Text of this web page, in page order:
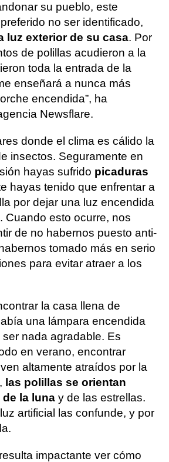
su pueblo, este
no ser identificado,
luz exterior de su casa. Por
de polillas acudieron a la
toda la entrada de la
enseñará a nunca más
encendida”, ha
Newsflare.
donde el clima es cálido la
insectos. Seguramente en
hayas sufrido picaduras
hayas tenido que enfrentar a
por dejar una luz encendida
Cuando esto ocurre, nos
de no habernos puesto anti-
tomado más en serio
para evitar atraer a los
la casa llena de
una lámpara encendida
nada agradable. Es
en verano, encontrar
altamente atraídos por la
las polillas se orientan
la luna y de las estrellas.
artificial las confunde, y por
impactante ver cómo